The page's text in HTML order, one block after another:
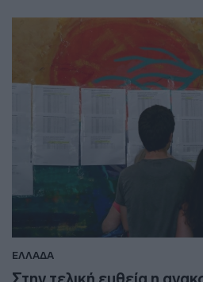
ΕΛΛΑΔΑ
Στην τελική ευθεία η